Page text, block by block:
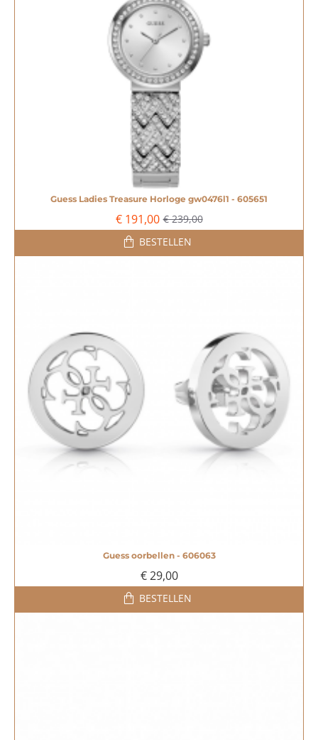
Guess Ladies Treasure Horloge gw0476l1 - 605651
€ 191,00 € 239,00
BESTELLEN
Guess oorbellen - 606063
€ 29,00
BESTELLEN